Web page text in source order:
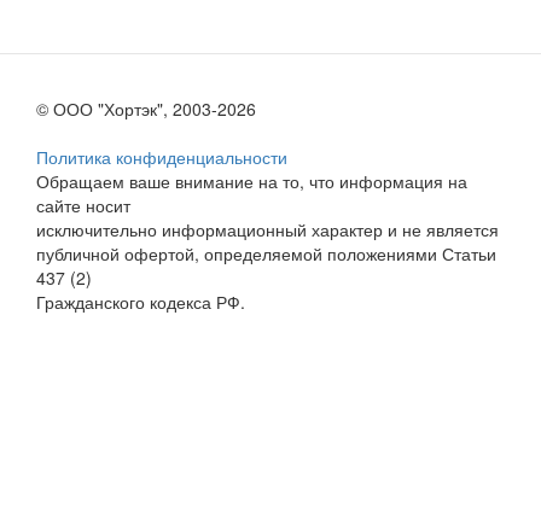
© ООО "Хортэк", 2003-2026
Политика конфиденциальности
Обращаем ваше внимание на то, что информация на
сайте носит
исключительно информационный характер и не является
публичной офертой, определяемой положениями Статьи
437 (2)
Гражданского кодекса РФ.